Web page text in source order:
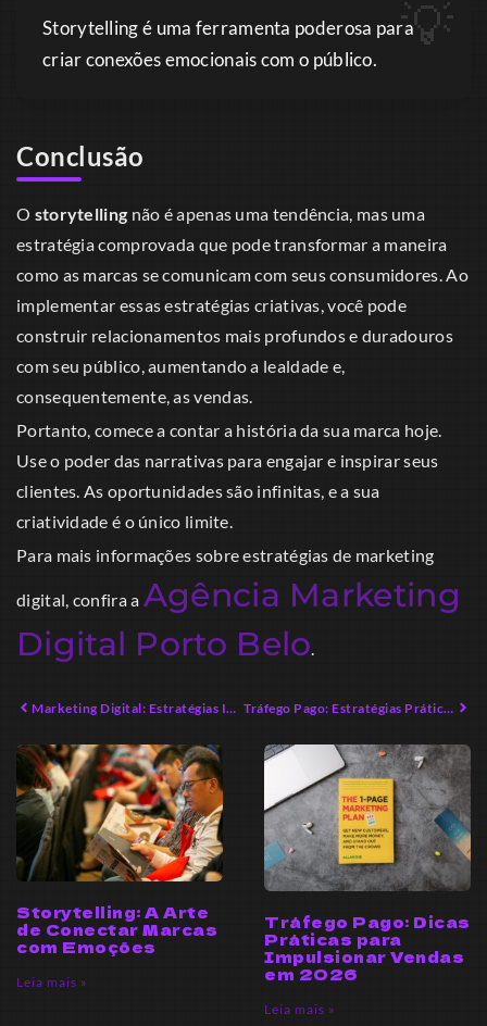
Storytelling é uma ferramenta poderosa para
criar conexões emocionais com o público.
Conclusão
O storytelling não é apenas uma tendência, mas uma
estratégia comprovada que pode transformar a maneira
como as marcas se comunicam com seus consumidores. Ao
implementar essas estratégias criativas, você pode
construir relacionamentos mais profundos e duradouros
com seu público, aumentando a lealdade e,
consequentemente, as vendas.
Portanto, comece a contar a história da sua marca hoje.
Use o poder das narrativas para engajar e inspirar seus
clientes. As oportunidades são infinitas, e a sua
criatividade é o único limite.
Para mais informações sobre estratégias de marketing
digital, confira a Agência Marketing
Digital Porto Belo
Marketing Digital: Estratégias Inovadoras para o Crescimento em 2026 Tráfego Pago: Estratégias Práticas para Maximizar Resultados
Storytelling: A Arte
de Conectar Marcas
com Emoções
Leia mais »
Tráfego Pago: Dicas
Práticas para
Impulsionar Vendas
em 2026
Leia mais »